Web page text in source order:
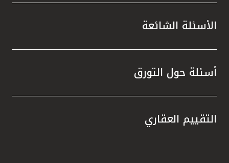
الأسئلة الشائعة
أسئلة حول التورق
التقييم العقاري